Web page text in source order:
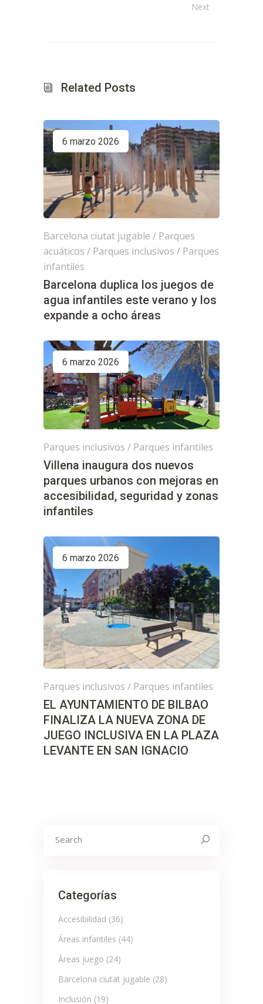
Next
Related Posts
6 marzo 2026
Barcelona ciutat jugable / Parques
acuáticos / Parques inclusivos / Parques
infantiles
Barcelona duplica los juegos de
agua infantiles este verano y los
expande a ocho áreas
6 marzo 2026
Parques inclusivos / Parques infantiles
Villena inaugura dos nuevos
parques urbanos con mejoras en
accesibilidad, seguridad y zonas
infantiles
6 marzo 2026
Parques inclusivos / Parques infantiles
EL AYUNTAMIENTO DE BILBAO
FINALIZA LA NUEVA ZONA DE
JUEGO INCLUSIVA EN LA PLAZA
LEVANTE EN SAN IGNACIO
for:
Categorías
Accesibilidad (36)
Áreas infantiles (44)
Áreas juego (24)
Barcelona ciutat jugable (28)
Inclusión (19)